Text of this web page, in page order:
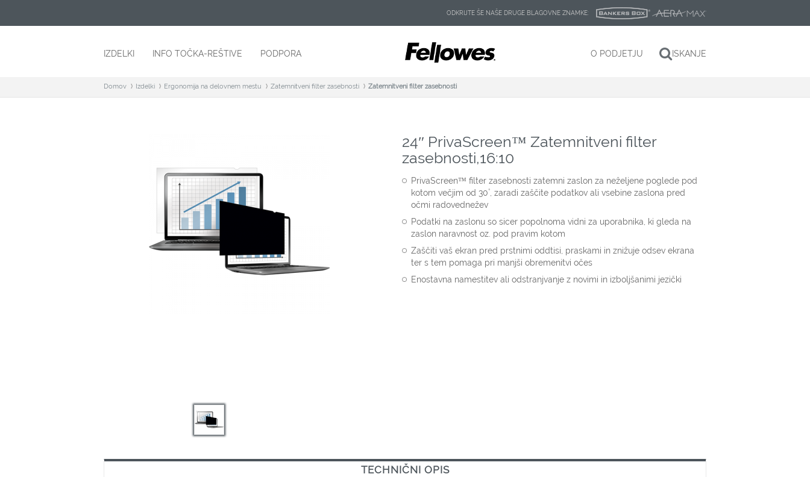
ODKRIJTE ŠE NAŠE DRUGE BLAGOVNE ZNAMKE:
IZDELKI INFO TOČKA-REŠTIVE PODPORA ISKANJE
O PODJETJU
Domov Izdelki Ergonomija na delovnem mestu Zatemnitveni filter zasebnosti Zatemnitveni filter zasebnosti
24″ PrivaScreen™ Zatemnitveni filter
zasebnosti,16:10
PrivaScreen™ filter zasebnosti zatemni zaslon za neželjene poglede pod
kotom večjim od 30˚, zaradi zaščite podatkov ali vsebine zaslona pred
očmi radovednežev
Podatki na zaslonu so sicer popolnoma vidni za uporabnika, ki gleda na
zaslon naravnost oz. pod pravim kotom
Zaščiti vaš ekran pred prstnimi oddtisi, praskami in znižuje odsev ekrana
ter s tem pomaga pri manjši obremenitvi očes
Enostavna namestitev ali odstranjvanje z novimi in izboljšanimi jezički
TECHNIČNI OPIS